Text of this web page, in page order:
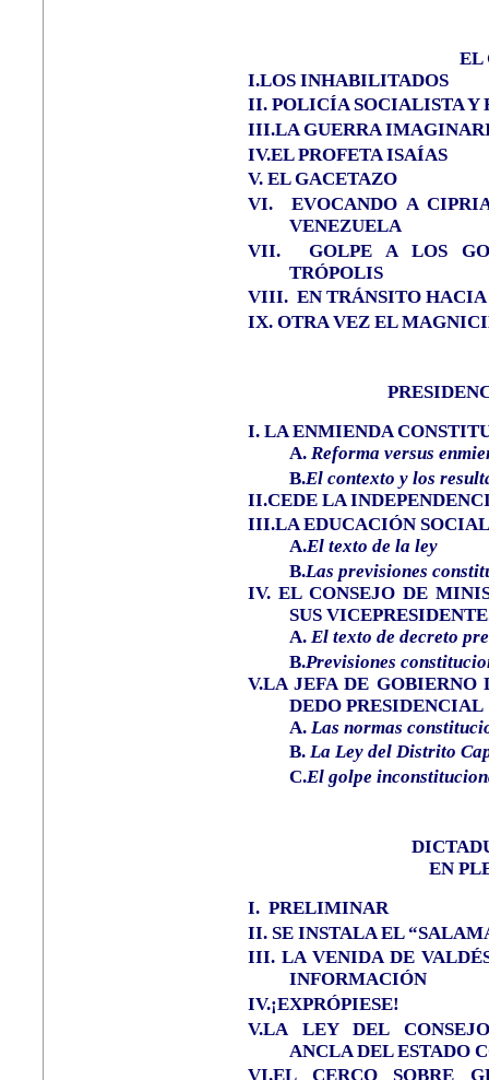
EL
I.LOS INHABILITADOS
II. POLICÍA SOCIALISTA Y
III.LA GUERRA
IV.EL PROFETA ISAÍAS
V. EL GACETAZO
VI.
EVOCANDO A
VENEZUELA
VII.
GOLPE A LOS
TRÓPOLIS
VIII. EN TRÁNSITO
IX. OTRA VEZ EL
I. LA ENMIENDA
A. Reforma versus
B.El contexto y los
II.CEDE LA
III.LA EDUCACIÓN
A.El texto de la ley
B.Las previsiones
IV. EL CONSEJO DE
SUS
A. El texto de decreto
B.Previsiones
V.LA JEFA DE GOBIERNO
DEDO PRESIDENCIAL
A. Las normas
B. La Ley del Distrito
C.El golpe
EN
I. PRELIMINAR
II. SE INSTALA EL
III. LA VENIDA DE
INFORMACIÓN
IV.¡EXPRÓPIESE!
V.LA LEY DEL
ANCLA DEL ESTADO
VI.EL CERCO SOBRE